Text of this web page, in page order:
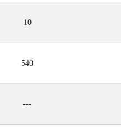
10
540
---